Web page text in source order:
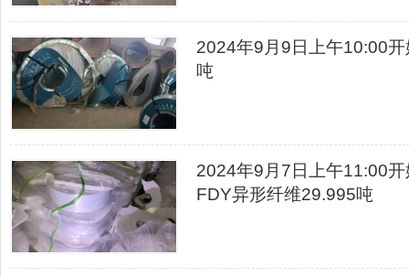
2024年9月9日上午10:00
吨
2024年9月7日上午11:00
FDY异形纤维29.995吨